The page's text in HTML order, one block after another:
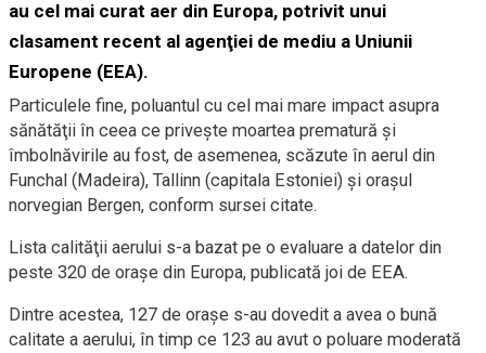
au cel mai curat aer din Europa, potrivit unui
clasament recent al agenţiei de mediu a Uniunii
Europene (EEA).
Particulele fine, poluantul cu cel mai mare impact asupra
sănătăţii în ceea ce priveşte moartea prematură şi
îmbolnăvirile au fost, de asemenea, scăzute în aerul din
Funchal (Madeira), Tallinn (capitala Estoniei) şi oraşul
norvegian Bergen, conform sursei citate.
Lista calităţii aerului s-a bazat pe o evaluare a datelor din
peste 320 de oraşe din Europa, publicată joi de EEA.
Dintre acestea, 127 de oraşe s-au dovedit a avea o bună
calitate a aerului, în timp ce 123 au avut o poluare moderată